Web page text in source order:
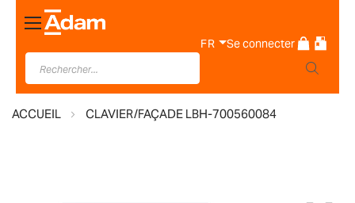
Basculer
la
navigation
FR Se connecter
ACCUEIL CLAVIER/FAÇADE LBH-700560084